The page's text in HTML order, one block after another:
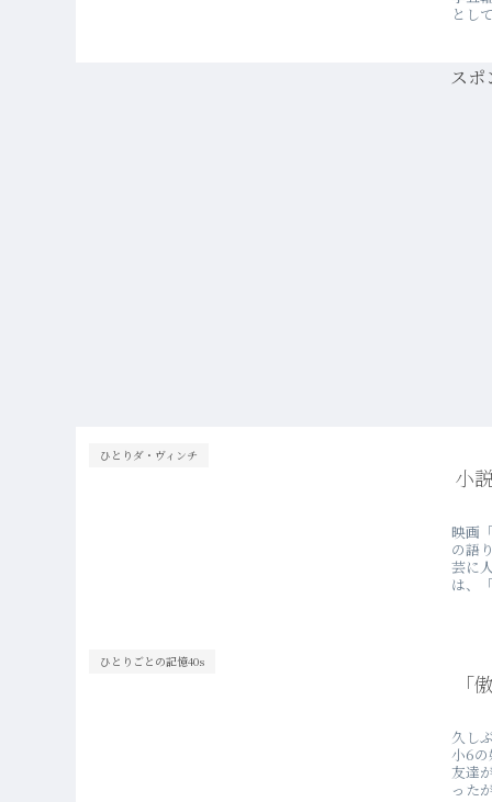
とし
スポ
ひとりダ・ヴィンチ
小
映画
の語
芸に
は、
ひとりごとの記憶40s
「
久し
小6
友達
った